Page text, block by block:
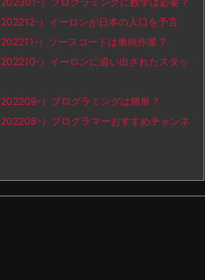
）イーロンが日本の人口を予言
）ソースコードは単純作業？
）イーロンに追い出されたスタッ
）プログラミングは簡単？
）プログラマーおすすめチャンネ